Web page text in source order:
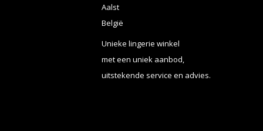
Aalst
België
Unieke lingerie winkel
met een uniek aanbod,
uitstekende service en advies.